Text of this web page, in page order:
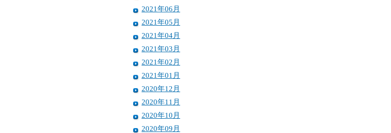
2021年06月
2021年05月
2021年04月
2021年03月
2021年02月
2021年01月
2020年12月
2020年11月
2020年10月
2020年09月